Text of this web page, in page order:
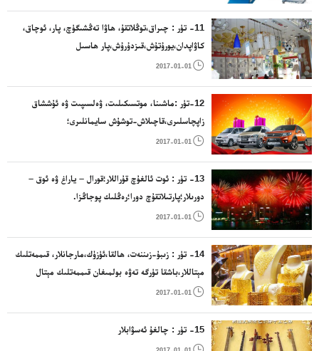
11- تۈر : چىراق،توڭلاتقۇ، ھاۋا تەڭشىگۈچ، پار، ئوچاق،
كاۋاپدان،يورۇتۇش،قىزدۇرۇش،پار ھاسىل
قىلىش،ئاشپەزلىك،سوغۇق ساقلاش، قورۇتۇش ، ھاۋا

2017-01-01
12-تۈر :ماشىنا، موتسىكىلىت، ۋەلسىپىت ۋە ئۇششاق
زاپچاسلىرى،قاچىلاش-توشۇش سايمانلىرى؛
قۇرۇقلۇق،ھاۋا،دېڭىزدا ئىشلىتلىدىغان قاچىلاش - توشۇش

2017-01-01
13- تۈر : ئوت ئالغۇچ قۇراللار؛قورال – ياراغ ۋە ئوق –
دورىلار؛پارتىلاتقۇچ دورا؛رەڭلىك پوجاڭزا.

2017-01-01
14- تۈر : زىبۇ-زىننەت، ھالقا،ئۈزۈك،مارجانلار، قىممەتلىك
مېتاللار،باشقا تۈرگە تەۋە بولمىغان قىممەتلىك مېتال
بويۇملار ياكى ھەل بىرىلگەن قىممەتلىك مېتاللار بويۇملىرى؛
ھېسابلاش ئەسۋابى

2017-01-01
15- تۈر : چالغۇ ئەسۋابلار